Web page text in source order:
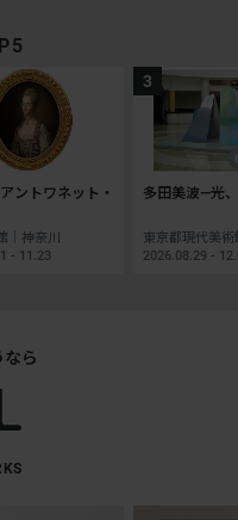
ントワネット・
｜神奈川
- 11.23
多田美波―光
2026.08.29 -
なら